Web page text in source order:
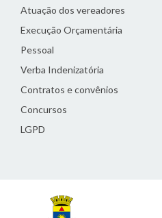
Atuação dos vereadores
Execução Orçamentária
Pessoal
Verba Indenizatória
Contratos e convênios
Concursos
LGPD